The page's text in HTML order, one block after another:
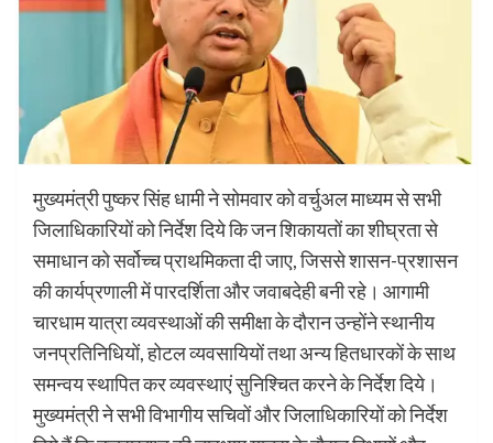
मुख्यमंत्री पुष्कर सिंह धामी ने सोमवार को वर्चुअल माध्यम से सभी
जिलाधिकारियों को निर्देश दिये कि जन शिकायतों का शीघ्रता से
समाधान को सर्वोच्च प्राथमिकता दी जाए, जिससे शासन-प्रशासन
की कार्यप्रणाली में पारदर्शिता और जवाबदेही बनी रहे। आगामी
चारधाम यात्रा व्यवस्थाओं की समीक्षा के दौरान उन्होंने स्थानीय
जनप्रतिनिधियों, होटल व्यवसायियों तथा अन्य हितधारकों के साथ
समन्वय स्थापित कर व्यवस्थाएं सुनिश्चित करने के निर्देश दिये।
मुख्यमंत्री ने सभी विभागीय सचिवों और जिलाधिकारियों को निर्देश